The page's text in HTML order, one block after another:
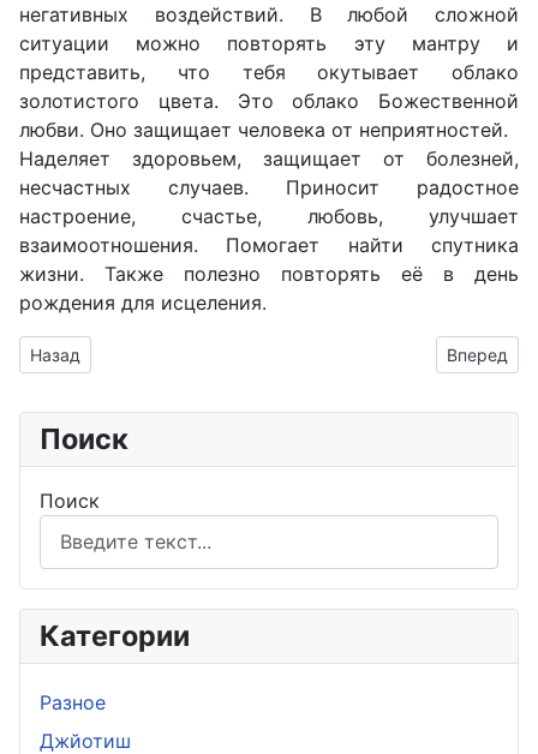
негативных воздействий. В любой сложной
ситуации можно повторять эту мантру и
представить, что тебя окутывает облако
золотистого цвета. Это облако Божественной
любви. Оно защищает человека от неприятностей.
Наделяет здоровьем, защищает от болезней,
несчастных случаев. Приносит радостное
настроение, счастье, любовь, улучшает
взаимоотношения. Помогает найти спутника
жизни. Также полезно повторять её в день
рождения для исцеления.
Предыдущий: Досточтимый Лама Цонкапа Зунква Гегэн
Назад Вперед
Поиск
Поиск
Категории
Разное
Джйотиш